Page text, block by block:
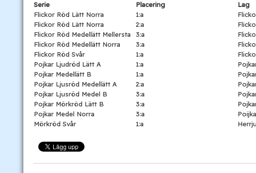
Serie Placering
Lag
Flickor Röd Lätt Norra
1:a
Flickor Röd Lätt Norra
2:a
Flickor Röd Medellätt Mellersta
3:a
Flickor Röd Medellätt Norra
3:a
Flickor Röd Svår
1:a
Pojkar Ljudröd Lätt A
1:a
Pojkar Medellätt B
1:a
Pojkar Ljusröd Medellätt A
2:a
Pojkar Ljusröd Medel B
3:a
Pojkar Mörkröd Lätt B
3:a
Pojkar Medel Norra
3:a
Mörkröd Svår
1:a